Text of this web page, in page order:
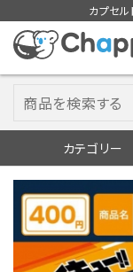
カプセ
カテゴリー
ログイン
入荷ス